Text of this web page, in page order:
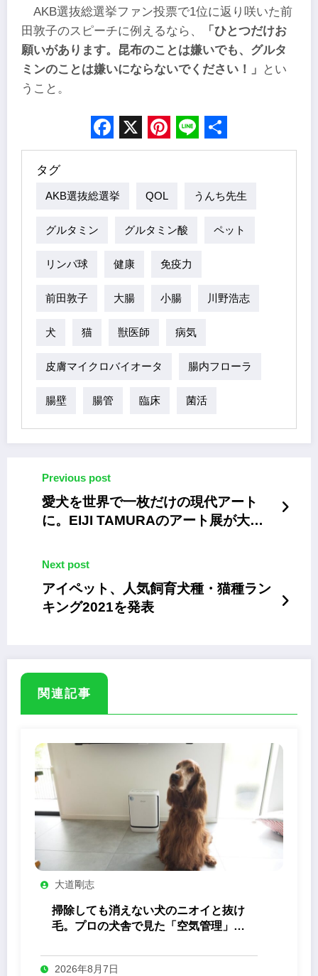
AKB選抜総選挙ファン投票で1位に返り咲いた前
田敦子のスピーチに例えるなら、
「ひとつだけお
願いがあります。昆布のことは嫌いでも、グルタ
ミンのことは嫌いにならないでください！」
とい
うこと。
Facebook
X Pinterest
LineShare
タグ
AKB選抜総選挙 QOL うんち先生
グルタミン グルタミン酸 ペット
リンパ球 健康 免疫力
前田敦子 大腸 小腸 川野浩志
犬 猫 獣医師 病気
皮膚マイクロバイオータ 腸内フローラ
腸壁 腸管 臨床 菌活
Previous post
愛犬を世界で一枚だけの現代アート
に。EIJI TAMURAのアート展が大丸
Next post
アイペット、人気飼育犬種・猫種ラン
キング2021を発表
関連記事
大道剛志
掃除しても消えない犬のニオイと抜け
毛。プロの犬舎で見た「空気管理」の
2026年8月7日